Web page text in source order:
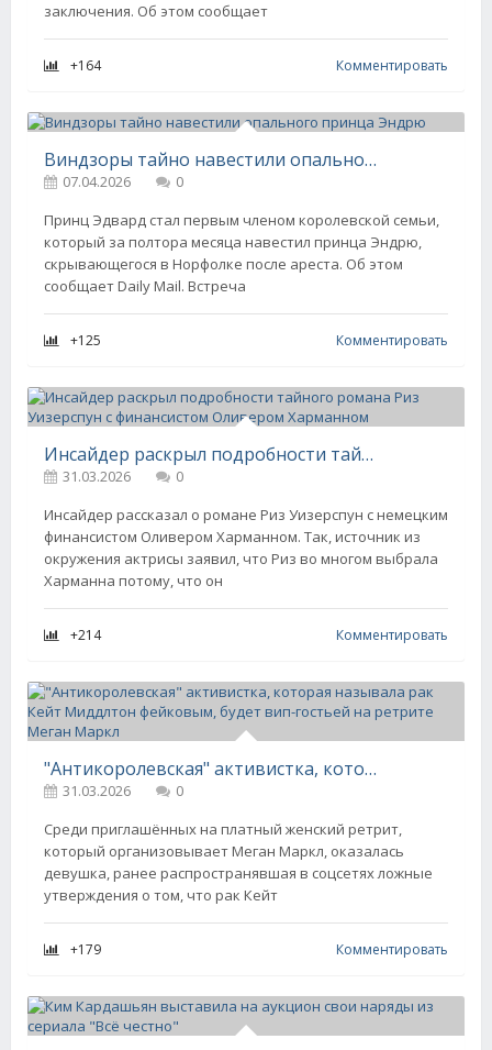
заключения. Об этом сообщает
+164 Комментировать
Виндзоры тайно навестили опального принца Эндрю
07.04.2026
0
Принц Эдвард стал первым членом королевской семьи,
который за полтора месяца навестил принца Эндрю,
скрывающегося в Норфолке после ареста. Об этом
сообщает Daily Mail. Встреча
+125 Комментировать
Инсайдер раскрыл подробности тайного романа Риз Уизерспун с финансистом Оливером Харманном
31.03.2026
0
Инсайдер рассказал о романе Риз Уизерспун с немецким
финансистом Оливером Харманном. Так, источник из
окружения актрисы заявил, что Риз во многом выбрала
Харманна потому, что он
+214 Комментировать
"Антикоролевская" активистка, которая называла рак Кейт Миддлтон фейковым, будет вип-гостьей на ретрите Меган Маркл
31.03.2026
0
Среди приглашённых на платный женский ретрит,
который организовывает Меган Маркл, оказалась
девушка, ранее распространявшая в соцсетях ложные
утверждения о том, что рак Кейт
+179 Комментировать